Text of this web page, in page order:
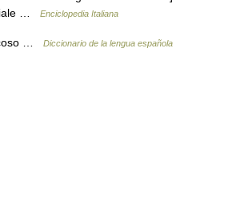
…
Enciclopedia Italiana
… Diccionario de la lengua española